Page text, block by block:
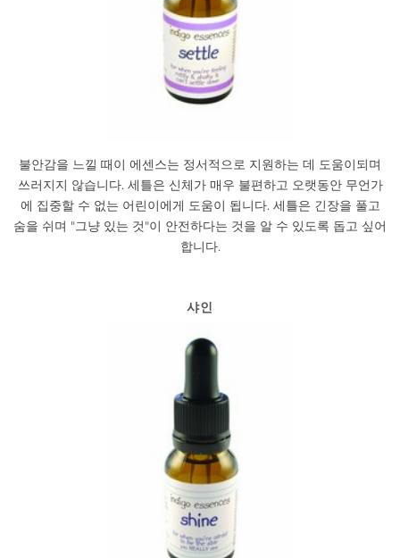
불안감을 느낄 때이 에센스는 정서적으로 지원하는 데 도움이되며
쓰러지지 않습니다. 세틀은 신체가 매우 불편하고 오랫동안 무언가
에 집중할 수 없는 어린이에게 도움이 됩니다. 세틀은 긴장을 풀고
숨을 쉬며 "그냥 있는 것"이 안전하다는 것을 알 수 있도록 돕고 싶어
합니다.
샤인